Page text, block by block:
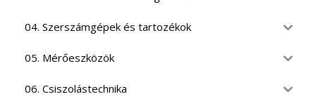
04. Szerszámgépek és tartozékok
05. Mérőeszközök
06. Csiszolástechnika